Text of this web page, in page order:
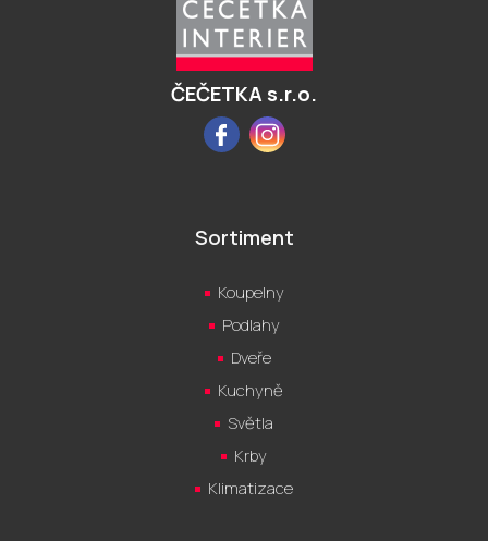
ČEČETKA s.r.o.
FacebookInstagram
Sortiment
Koupelny
Podlahy
Dveře
Kuchyně
Světla
Krby
Klimatizace